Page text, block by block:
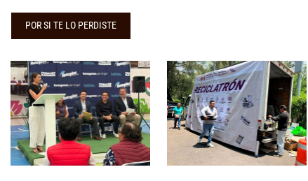
POR SI TE LO PERDISTE